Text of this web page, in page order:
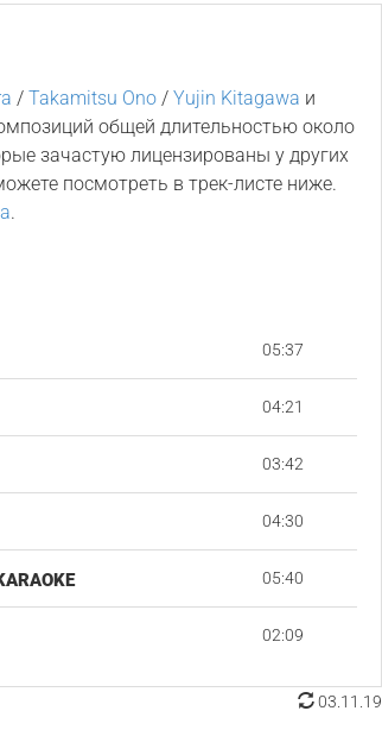
/Takamitsu Ono /Yujin Kitagawa и
общей длительностью около
зачастую лицензированы у других
посмотреть в трек-листе ниже.
.
05:37
04:21
03:42
04:30
05:40
02:09
03.11.19